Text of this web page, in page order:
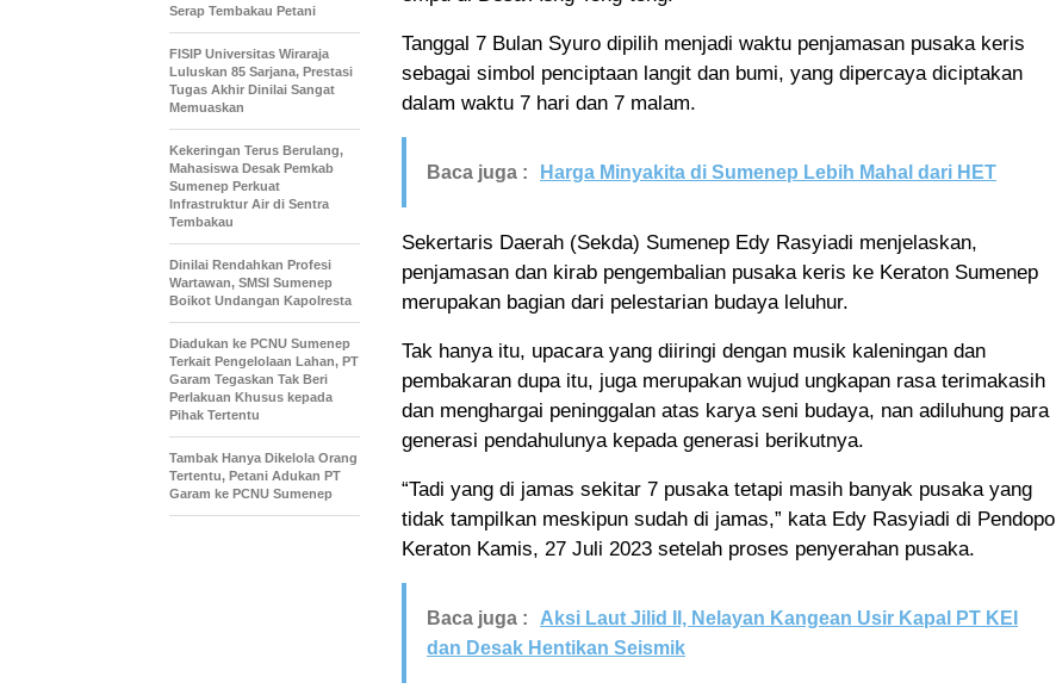
Tanggal 7 Bulan Syuro dipilih menjadi waktu penjamasan pusaka keris
sebagai simbol penciptaan langit dan bumi, yang dipercaya diciptakan
dalam waktu 7 hari dan 7 malam.
Baca juga : Harga Minyakita di Sumenep Lebih Mahal dari HET
Sekertaris Daerah (Sekda) Sumenep Edy Rasyiadi menjelaskan,
penjamasan dan kirab pengembalian pusaka keris ke Keraton Sumenep
merupakan bagian dari pelestarian budaya leluhur.
Tak hanya itu, upacara yang diiringi dengan musik kaleningan dan
pembakaran dupa itu, juga merupakan wujud ungkapan rasa terimakasih
dan menghargai peninggalan atas karya seni budaya, nan adiluhung para
generasi pendahulunya kepada generasi berikutnya.
“Tadi yang di jamas sekitar 7 pusaka tetapi masih banyak pusaka yang
tidak tampilkan meskipun sudah di jamas,” kata Edy Rasyiadi di Pendopo
Keraton Kamis, 27 Juli 2023 setelah proses penyerahan pusaka.
Baca juga :
Aksi Laut Jilid II, Nelayan Kangean Usir Kapal PT KEI
dan Desak Hentikan Seismik
Serap Tembakau Petani
FISIP Universitas Wiraraja
Luluskan 85 Sarjana, Prestasi
Tugas Akhir Dinilai Sangat
Memuaskan
Kekeringan Terus Berulang,
Mahasiswa Desak Pemkab
Sumenep Perkuat
Infrastruktur Air di Sentra
Tembakau
Dinilai Rendahkan Profesi
Wartawan, SMSI Sumenep
Boikot Undangan Kapolresta
Diadukan ke PCNU Sumenep
Terkait Pengelolaan Lahan, PT
Garam Tegaskan Tak Beri
Perlakuan Khusus kepada
Pihak Tertentu
Tambak Hanya Dikelola Orang
Tertentu, Petani Adukan PT
Garam ke PCNU Sumenep